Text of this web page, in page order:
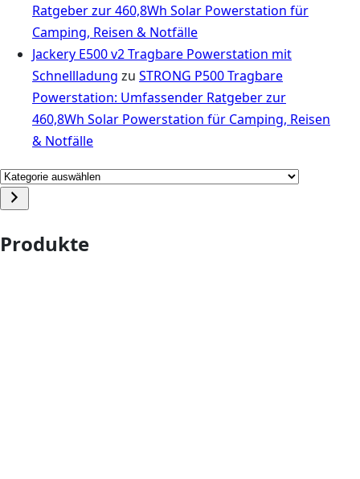
Ratgeber zur 460,8Wh Solar Powerstation für
Camping, Reisen & Notfälle
Jackery E500 v2 Tragbare Powerstation mit
Schnellladung zu STRONG P500 Tragbare
Powerstation: Umfassender Ratgeber zur
460,8Wh Solar Powerstation für Camping, Reisen
& Notfälle
Kategorie
auswählen
Produkte